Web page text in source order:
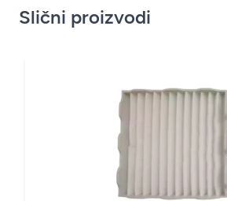
Slični proizvodi